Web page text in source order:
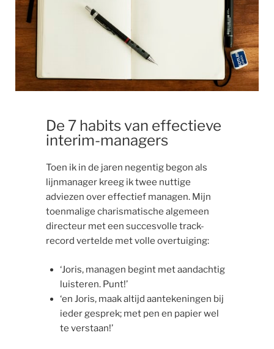
De 7 habits van effectieve
interim-managers
Toen ik in de jaren negentig begon als
lijnmanager kreeg ik twee nuttige
adviezen over effectief managen. Mijn
toenmalige charismatische algemeen
directeur met een succesvolle track-
record vertelde met volle overtuiging:
‘Joris, managen begint met aandachtig
luisteren. Punt!’
‘en Joris, maak altijd aantekeningen bij
ieder gesprek; met pen en papier wel
te verstaan!’